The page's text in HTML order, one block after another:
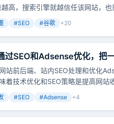
越高，搜索引擎就越信任该网站，
的基本概念、主流权重指标对比分
略、主题权威性建设的具体方法、
#SEO #谷歌 +20
过SEO和Adsense优化，把
多美元，经验全分享
站前后端、站内SEO处理和优化
着技术优化和SEO策略是提高网站
#SEO #Adsense +4